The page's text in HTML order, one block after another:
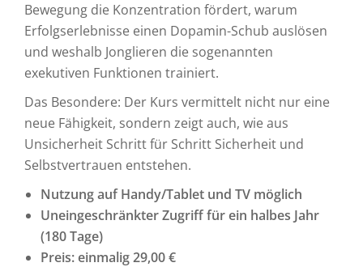
Bewegung die Konzentration fördert, warum
Erfolgserlebnisse einen Dopamin-Schub auslösen
und weshalb Jonglieren die sogenannten
exekutiven Funktionen trainiert.
Das Besondere: Der Kurs vermittelt nicht nur eine
neue Fähigkeit, sondern zeigt auch, wie aus
Unsicherheit Schritt für Schritt Sicherheit und
Selbstvertrauen entstehen.
Nutzung auf Handy/Tablet und TV möglich
Uneingeschränkter Zugriff für ein halbes Jahr
(180 Tage)
Preis: einmalig 29,00 €